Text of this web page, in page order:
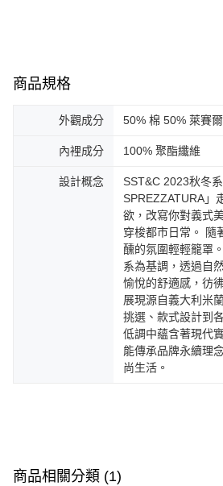
商品規格
外觀成分 50% 棉 50% 萊賽
內裡成分 100% 聚酯纖維
設計概念
SST&C 2023秋冬
SPREZZATURA」
欲，改寫你對義式
穿梭都市日常。 隨
醺的氛圍輕輕籠罩
系為基調，透過自
愉悅的舒適感，彷
展現源自義大利米
挑選、款式設計到
低調中蘊含著現代
能傳承品牌永續理
尚生活。
商品相關分類 (1)